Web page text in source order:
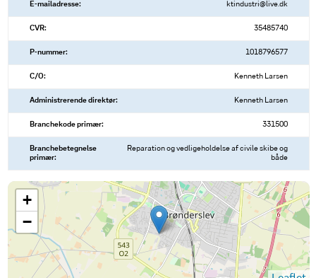
E-mailadresse: ktindustri@live.dk
CVR: 35485740
P-nummer: 1018796577
C/O: Kenneth Larsen
Administrerende direktør: Kenneth Larsen
Branchekode primær: 331500
Branchebetegnelse
primær:
Reparation og vedligeholdelse af civile skibe og
både
+
−